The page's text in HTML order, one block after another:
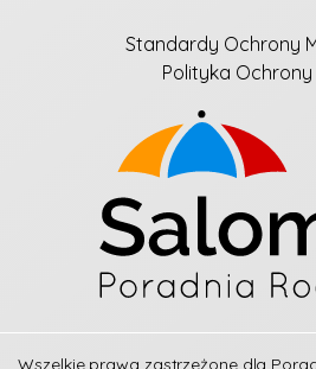
Standardy Ochrony
Polityka Ochrony
Wszelkie prawa zastrzeżone dla